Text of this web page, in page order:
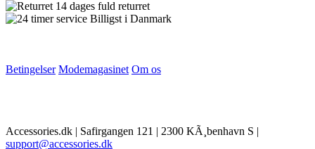
14 dages fuld returret
Billigst i Danmark
Betingelser Modemagasinet Om os
Accessories.dk | Safirgangen 121 | 2300 KÃ¸benhavn S |
support@accessories.dk